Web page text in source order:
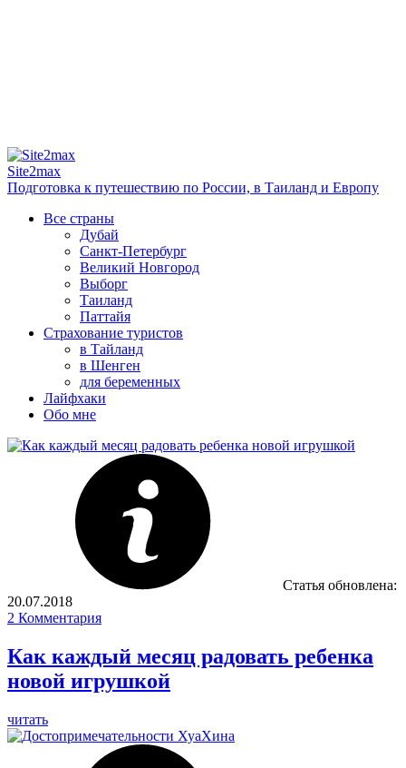
Site2max
Подготовка к путешествию по России, в Таиланд и Европу
Все страны
Дубай
Санкт-Петербург
Великий Новгород
Выборг
Таиланд
Паттайя
Страхование туристов
в Тайланд
в Шенген
для беременных
Лайфхаки
Обо мне
Статья обновлена:
20.07.2018
2 Комментария
Как каждый месяц радовать ребенка
новой игрушкой
читать